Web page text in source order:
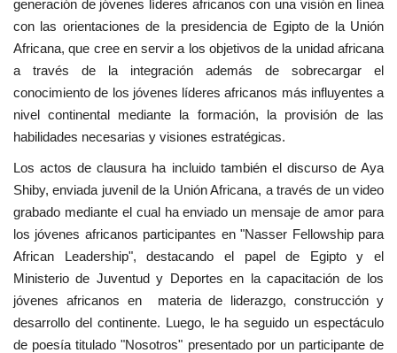
generación de jóvenes líderes africanos con una visión en línea
con las orientaciones de la presidencia de Egipto de la Unión
Africana, que cree en servir a los objetivos de la unidad africana
a través de la integración además de sobrecargar el
conocimiento de los jóvenes líderes africanos más influyentes a
nivel continental mediante la formación, la provisión de las
habilidades necesarias y visiones estratégicas.
Los actos de clausura ha incluido también el discurso de Aya
Shiby, enviada juvenil de la Unión Africana, a través de un video
grabado mediante el cual ha enviado un mensaje de amor para
los jóvenes africanos participantes en "Nasser Fellowship para
African Leadership", destacando el papel de Egipto y el
Ministerio de Juventud y Deportes en la capacitación de los
jóvenes africanos en materia de liderazgo, construcción y
desarrollo del continente. Luego, le ha seguido un espectáculo
de poesía titulado "Nosotros" presentado por un participante de